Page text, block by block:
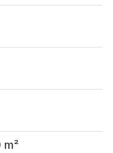
m²